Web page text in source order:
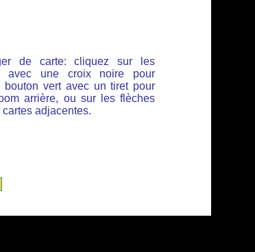
de carte: cliquez sur les
avec une croix noire pour
bouton vert avec un tiret pour
arrière, ou sur les flèches
adjacentes.